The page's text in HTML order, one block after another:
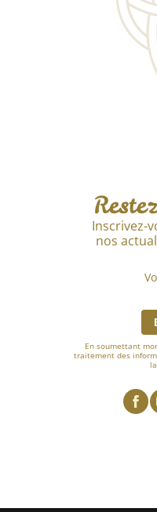
Inscrivez-
nos
En soumettant
traitement des